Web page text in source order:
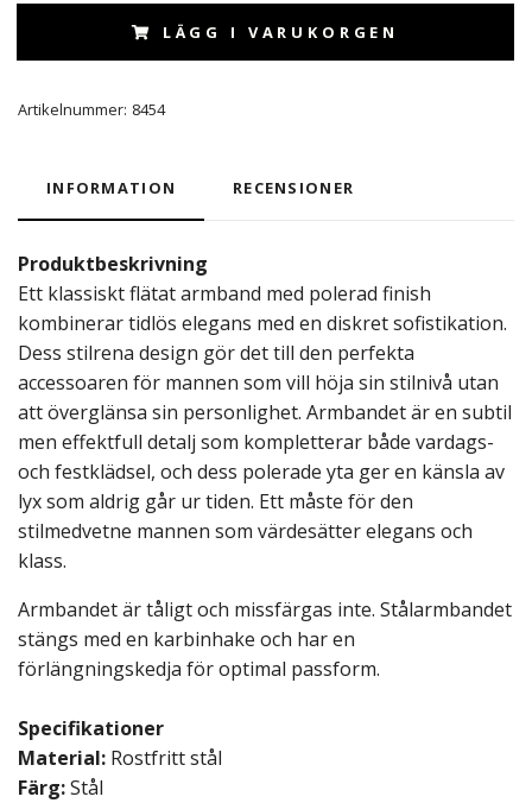
LÄGG I VARUKORGEN
Artikelnummer: 8454
INFORMATION RECENSIONER
Produktbeskrivning
Ett klassiskt flätat armband med polerad finish
kombinerar tidlös elegans med en diskret sofistikation.
Dess stilrena design gör det till den perfekta
accessoaren för mannen som vill höja sin stilnivå utan
att överglänsa sin personlighet. Armbandet är en subtil
men effektfull detalj som kompletterar både vardags-
och festklädsel, och dess polerade yta ger en känsla av
lyx som aldrig går ur tiden. Ett måste för den
stilmedvetne mannen som värdesätter elegans och
klass.
Armbandet är tåligt och missfärgas inte. Stålarmbandet
stängs med en karbinhake och har en
förlängningskedja för optimal passform.
Specifikationer
Material: Rostfritt stål
Färg:Stål